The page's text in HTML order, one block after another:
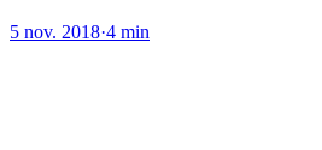
5 nov. 2018·4 min